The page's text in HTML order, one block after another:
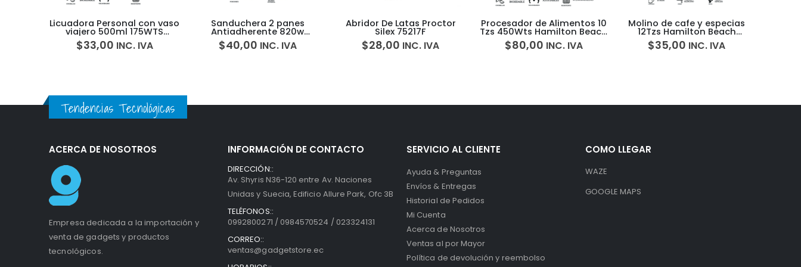
Sanduchera 2 panes
Antiadherente 820w
Hamilton Beach 25430
5H0006T
$40,00INC. IVA
Abridor De Latas Proctor
Silex 75217F
$28,00INC. IVA
Procesador de Alimentos 10
Tzs 450Wts Hamilton Beach
70730 5H00009
$80,00INC. IVA
Molino de cafe y especias
12Tzs Hamilton Beach
80350R 5H0009C
$35,00INC. IVA
Procesador de alimentos
Proctor Silex 72507
$35,00INC. IVA
Tendencias Tecnológicas
ACERCA DE NOSOTROS
Empresa dedicada a la importación y
venta de gadgets y productos
tecnológicos.
INFORMACIÓN DE CONTACTO
DIRECCIÓN::
Av. Shyris N36-120 entre Av. Naciones
Unidas y Suecia, Edificio Allure Park, Ofc 3B
TELÉFONOS::
0992800271 / 0984570524 / 023324131
CORREO::
ventas@gadgetstore.ec
SERVICIO AL CLIENTE
Ayuda & Preguntas
Envíos & Entregas
Historial de Pedidos
Mi Cuenta
Acerca de Nosotros
Ventas al por Mayor
Política de devolución y reembolso
COMO LLEGAR
WAZE
GOOGLE MAPS